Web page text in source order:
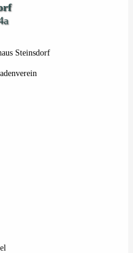
Steinsdorf